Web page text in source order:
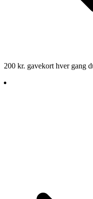
200 kr. gavekort hver gang